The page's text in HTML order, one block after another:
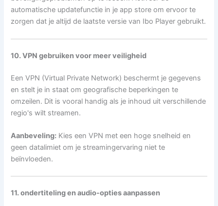
automatische updatefunctie in je app store om ervoor te
zorgen dat je altijd de laatste versie van Ibo Player gebruikt.
10. VPN gebruiken voor meer veiligheid
Een VPN (Virtual Private Network) beschermt je gegevens
en stelt je in staat om geografische beperkingen te
omzeilen. Dit is vooral handig als je inhoud uit verschillende
regio's wilt streamen.
Aanbeveling: Kies een VPN met een hoge snelheid en
geen datalimiet om je streamingervaring niet te
beïnvloeden.
11. ondertiteling en audio-opties aanpassen